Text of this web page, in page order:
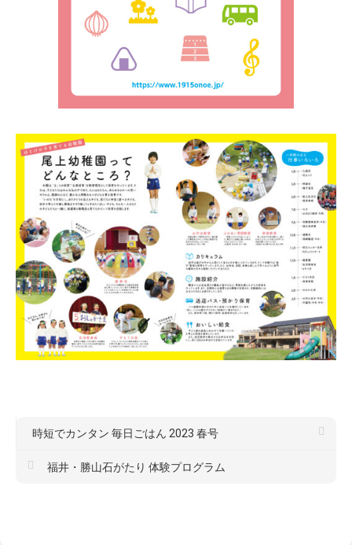
時短でカンタン 毎日ごはん 2023 春号
福井・勝山石がたり 体験プログラム